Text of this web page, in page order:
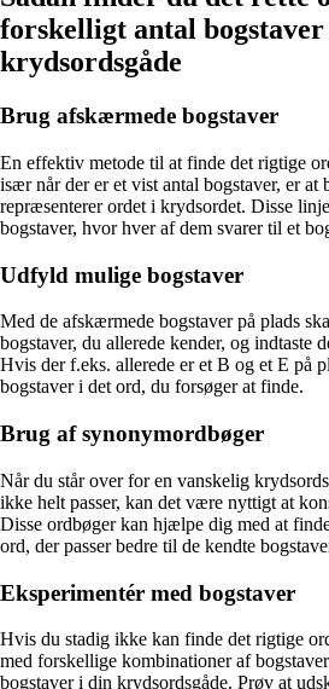
forskelligt antal
krydsordsgåde
Brug afskærmede bogstaver
En effektiv metode til at finde det rigtige
især når der er et vist antal bogstaver, er at
repræsenterer ordet i krydsordet. Disse
bogstaver, hvor hver af dem svarer til et
Udfyld mulige bogstaver
Med de afskærmede bogstaver på plads
bogstaver, du allerede kender, og indtaste
Hvis der f.eks. allerede er et B og et E på
bogstaver i det ord, du forsøger at finde.
Brug af synonymordbøger
Når du står over for en vanskelig
ikke helt passer, kan det være nyttigt at
Disse ordbøger kan hjælpe dig med at
ord, der passer bedre til de kendte
Eksperimentér med bogstaver
Hvis du stadig ikke kan finde det rigtige
med forskellige kombinationer af
bogstaver i din krydsordsgåde. Prøv at